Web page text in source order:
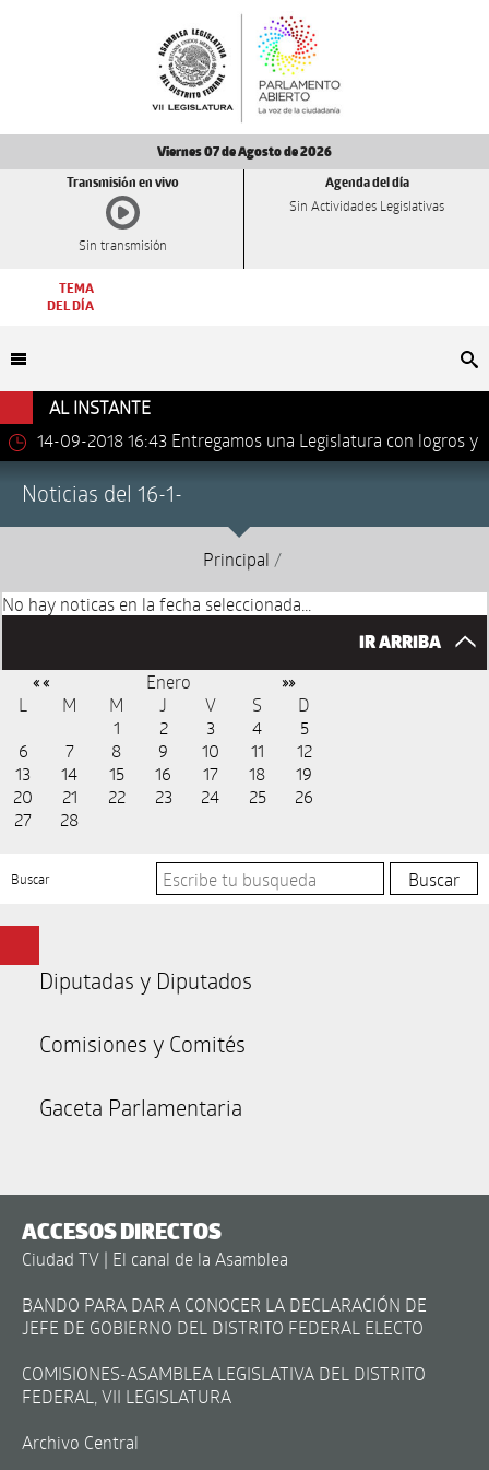
Viernes 07 de Agosto de 2026
Transmisión en vivo
Sin transmisión
Agenda del día
Sin Actividades Legislativas
TEMA
DEL DÍA
AL INSTANTE
14-09-2018 16:43 Entregamos una Legislatura con logros y
Noticias del 16-1-
Principal /
No hay noticas en la fecha seleccionada...
IR ARRIBA
« « Enero »»
L M M J V S
D
1
2 3 4
5
6
7 8 9 10 11
12
13
14 15 16 17 18
19
20
21 22 23 24 25
26
27
28
Buscar
Diputadas y Diputados
Comisiones y Comités
Gaceta Parlamentaria
ACCESOS DIRECTOS
Ciudad TV | El canal de la Asamblea
BANDO PARA DAR A CONOCER LA DECLARACIÓN DE
JEFE DE GOBIERNO DEL DISTRITO FEDERAL ELECTO
COMISIONES-ASAMBLEA LEGISLATIVA DEL DISTRITO
FEDERAL, VII LEGISLATURA
Archivo Central